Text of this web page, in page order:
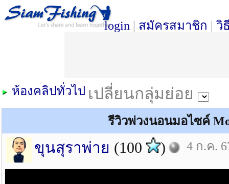
login | สมัครสมาชิก | วิ
เปลี่ยนกลุ่มย่อย
ห้องคลิปทั่วไป
รีวิวพ่วงนอนมอไซค์
ขุนสุราพ่าย (100 ) 4 ก.ค.